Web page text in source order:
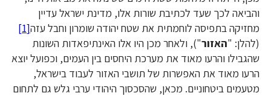
והביאה לכך שעד לכתיבת שורות אלו, מדינת ישראל עדיין
מחזיקה בתפיסה לוחמתית את שטח יהודה שומרון וחבל עזה[1]
(להלן: "האזור"), ולאחר מכן היו אלו האינתיפאדות השונות
שהגבילו והרעו מאוד את מערכת היחסים בין העמים, וכפועל יוצא
הרעו מאוד את האפשרות של תושבי האזור לעבוד בישראל,
מטעמים ביטחוניים. מכאן, שהסכסוך היהודי ערבי גלש גם לתחום